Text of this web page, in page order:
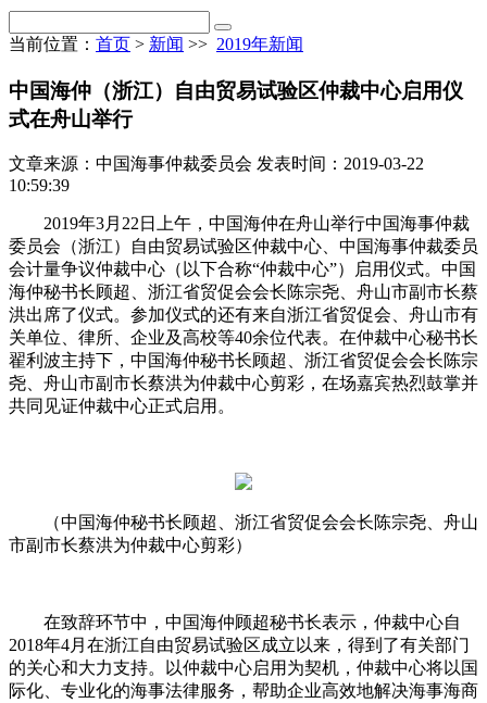
当前位置： 首页 > 新闻 >> 2019年新闻
中国海仲（浙江）自由贸易试验区仲裁中心启用仪
式在舟山举行
文章来源：中国海事仲裁委员会 发表时间：2019-03-22
10:59:39
2019年3月22日上午，中国海仲在舟山举行中国海事仲裁
委员会（浙江）自由贸易试验区仲裁中心、中国海事仲裁委员
会计量争议仲裁中心（以下合称“仲裁中心”）启用仪式。中国
海仲秘书长顾超、浙江省贸促会会长陈宗尧、舟山市副市长蔡
洪出席了仪式。参加仪式的还有来自浙江省贸促会、舟山市有
关单位、律所、企业及高校等40余位代表。在仲裁中心秘书长
翟利波主持下，中国海仲秘书长顾超、浙江省贸促会会长陈宗
尧、舟山市副市长蔡洪为仲裁中心剪彩，在场嘉宾热烈鼓掌并
共同见证仲裁中心正式启用。
（中国海仲秘书长顾超、浙江省贸促会会长陈宗尧、舟山
市副市长蔡洪为仲裁中心剪彩）
在致辞环节中，中国海仲顾超秘书长表示，仲裁中心自
2018年4月在浙江自由贸易试验区成立以来，得到了有关部门
的关心和大力支持。以仲裁中心启用为契机，仲裁中心将以国
际化、专业化的海事法律服务，帮助企业高效地解决海事海商